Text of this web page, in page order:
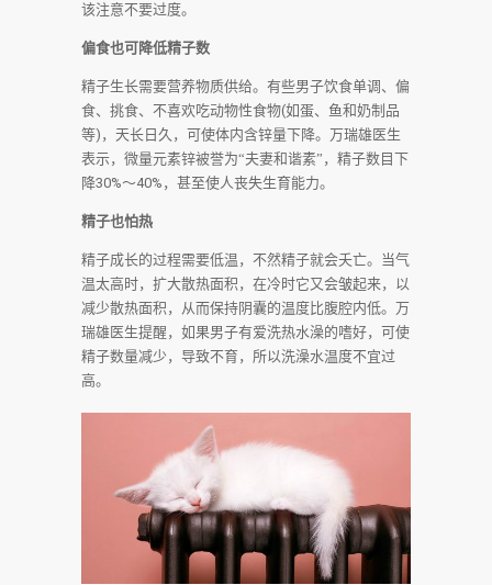
该注意不要过度。
偏食也可降低精子数
精子生长需要营养物质供给。有些男子饮食单调、偏
食、挑食、不喜欢吃动物性食物(如蛋、鱼和奶制品
等) ，天长日久，可使体内含锌量下降。万瑞雄医生
表示，微量元素锌被誉为“夫妻和谐素”，精子数目下
降30%～40% ，甚至使人丧失生育能力。
精子也怕热
精子成长的过程需要低温，不然精子就会夭亡。当气
温太高时，扩大散热面积，在冷时它又会皱起来，以
减少散热面积，从而保持阴囊的温度比腹腔内低。万
瑞雄医生提醒，如果男子有爱洗热水澡的嗜好，可使
精子数量减少，导致不育，所以洗澡水温度不宜过
高。